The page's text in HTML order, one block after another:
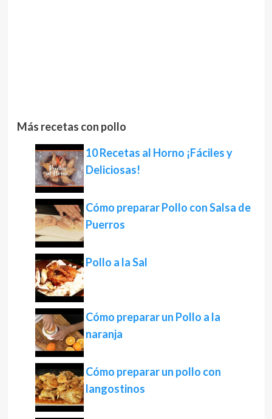
Más recetas con pollo
10 Recetas al Horno ¡Fáciles y
Deliciosas!
Cómo preparar Pollo con Salsa de
Puerros
Pollo a la Sal
Cómo preparar un Pollo a la
naranja
Cómo preparar un pollo con
langostinos